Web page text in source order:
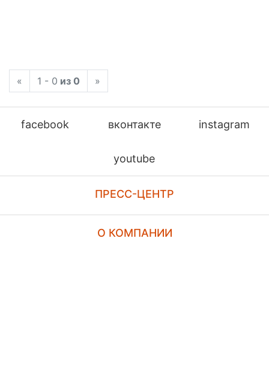
« 1 - 0 из 0 »
facebook вконтакте instagram
youtube
ПРЕСС-ЦЕНТР
О КОМПАНИИ